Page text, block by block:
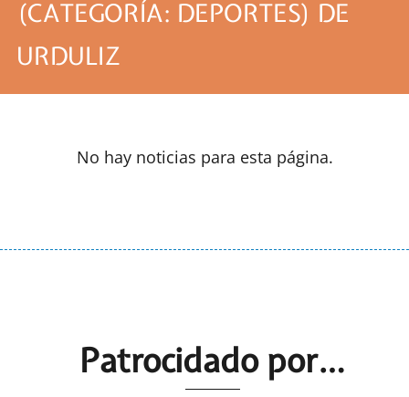
(CATEGORÍA: DEPORTES) DE
URDULIZ
No hay noticias para esta página.
Patrocidado por…